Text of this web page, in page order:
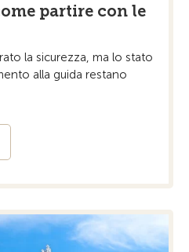
partire con le
la sicurezza, ma lo stato
alla guida restano